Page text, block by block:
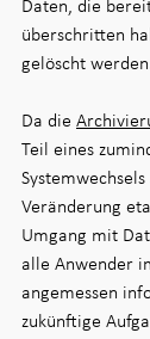
Daten, die
überschritten
gelöscht
Da die
Teil eines
Veränderung
Umgang mit
alle Anwender
angemessen
zukünftige